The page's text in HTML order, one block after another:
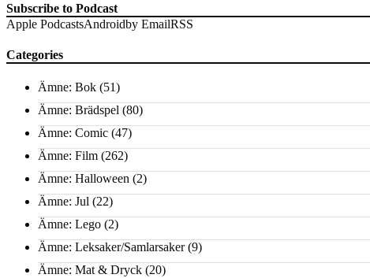
Subscribe to Podcast
Apple PodcastsAndroidby EmailRSS
Categories
Ämne: Bok (51)
Ämne: Brädspel (80)
Ämne: Comic (47)
Ämne: Film (262)
Ämne: Halloween (2)
Ämne: Jul (22)
Ämne: Lego (2)
Ämne: Leksaker/Samlarsaker(9)
Ämne: Mat & Dryck (20)